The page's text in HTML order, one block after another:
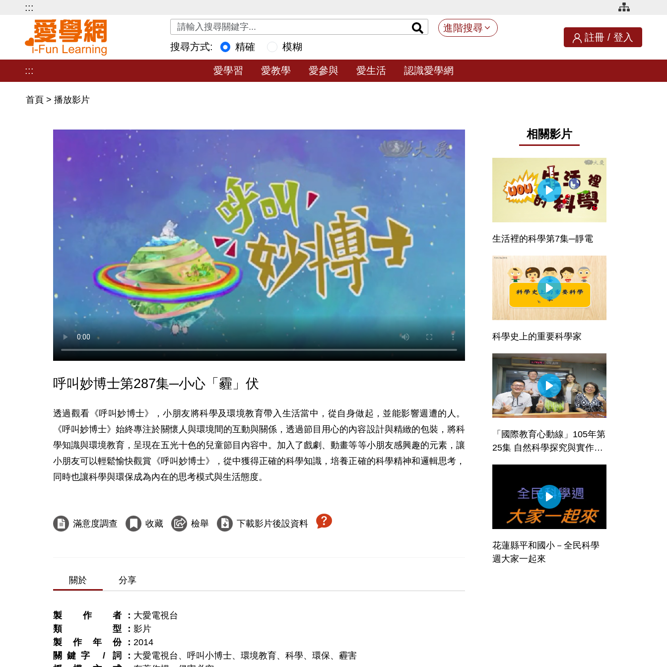
:::
關鍵字搜尋
進階搜尋
搜尋方式:
精確 模糊
註冊 / 登入
::: 愛學習 愛教學 愛參與 愛生活 認識愛學網
首頁 > 播放影片
呼叫妙博士第287集─小心「霾」伏
透過觀看《呼叫妙博士》，小朋友將科學及環境教育帶入­生活當中，從自身做起，並能影響週遭的人。
《呼叫妙博士》始終專注於關懷人與環境間的互動與關係，透過節目用心的內容設計與精緻­的包裝，將科
學知識與環境教育，呈現在五光十色的兒童節目內容中。加入了戲劇、動畫等等小朋友感興趣的元素，讓
小朋友可以輕鬆愉­快觀賞《呼叫妙博士》，從中獲得正確的科學知識，培養正確的科學精神和邏輯思考，
同時也讓科學與環保成為內在的思考模式與生活態­度。
滿意度調查 收藏 檢舉 下載影片後設資料
關於 分享
製作者
大愛電視台
類型
影片
製作年份
2014
關鍵字 / 詞
大愛電視台、呼叫小博士、環境教育、科學、環保、霾害
相關影片
生活裡的科學第7集─靜電
科學史上的重要科學家
「國際教育心動線」105年第
25集 自然科學探究與實作課
花蓮縣平和國小－全民科學
週大家一起來